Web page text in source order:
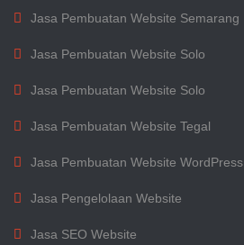
Jasa Pembuatan Website Semarang
Jasa Pembuatan Website Solo
Jasa Pembuatan Website Solo
Jasa Pembuatan Website Tegal
Jasa Pembuatan Website WordPress
Jasa Pengelolaan Website
Jasa SEO Website